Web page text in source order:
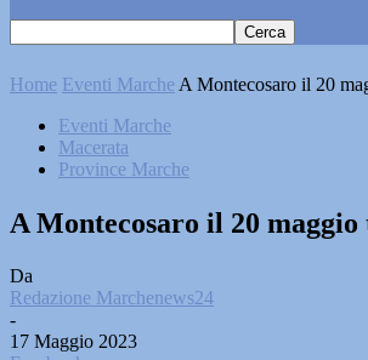
Home Eventi Marche A Montecosaro il 20
Eventi Marche
Macerata
Province Marche
A Montecosaro il 20
Da
Redazione Marchenews24
-
17 Maggio 2023